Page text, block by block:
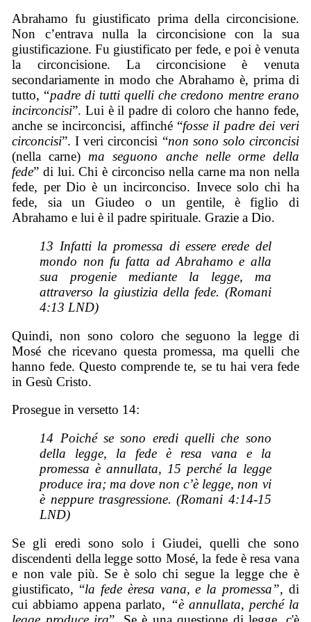
Abrahamo fu giustificato prima della circoncisione.
Non c’entrava nulla la circoncisione con la sua
giustificazione. Fu giustificato per fede, e poi è venuta
la circoncisione. La circoncisione è venuta
secondariamente in modo che Abrahamo è, prima di
tutto, “padre di tutti quelli che credono mentre erano
incirconcisi”. Lui è il padre di coloro che hanno fede,
anche se incirconcisi, affinché “fosse il padre dei veri
circoncisi”. I veri circoncisi “non sono solo circoncisi
(nella carne)ma seguono anche nelle orme della
fede” di lui. Chi è circonciso nella carne ma non nella
fede, per Dio è un incirconciso. Invece solo chi ha
fede, sia un Giudeo o un gentile, è figlio di
Abrahamo e lui è il padre spirituale. Grazie a Dio.
13 Infatti la promessa di essere erede del
mondo non fu fatta ad Abrahamo e alla
sua progenie mediante la legge, ma
attraverso la giustizia della fede. (Romani
4:13 LND)
Quindi, non sono coloro che seguono la legge di
Mosé che ricevano questa promessa, ma quelli che
hanno fede. Questo comprende te, se tu hai vera fede
in Gesù Cristo.
Prosegue in versetto 14:
14 Poiché se sono eredi quelli che sono
della legge, la fede è resa vana e la
promessa è annullata, 15 perché la legge
produce ira; ma dove non c’è legge, non vi
è neppure trasgressione. (Romani 4:14-15
LND)
Se gli eredi sono solo i Giudei, quelli che sono
discendenti della legge sotto Mosé, la fede è resa vana
e non vale più. Se è solo chi segue la legge che è
giustificato, “la fede èresa vana, e la promessa”, di
cui abbiamo appena parlato, “è annullata, perché la